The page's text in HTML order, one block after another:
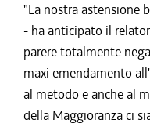
"La nostra astensione
- ha anticipato il
parere totalmente
maxi emendamento
al metodo e anche al
della Maggioranza ci